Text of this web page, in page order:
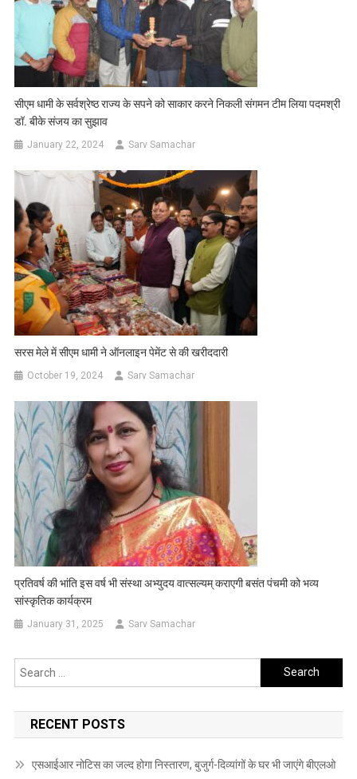
सीएम धामी के सर्वश्रेष्ठ राज्य के सपने को साकार करने निकली संगमन टीम लिया पदमश्री
डॉ. बीके संजय का सुझाव
January 22, 2024 Sarv Samachar
सरस मेले में सीएम धामी ने ऑनलाइन पेमेंट से की खरीददारी
October 19, 2024 Sarv Samachar
प्रतिवर्ष की भांति इस वर्ष भी संस्था अभ्युदय वात्सल्यम् कराएगी बसंत पंचमी को भव्य
सांस्कृतिक कार्यक्रम
January 31, 2025 Sarv Samachar
Search
for:
RECENT POSTS
एसआईआर नोटिस का जल्द होगा निस्तारण, बुजुर्ग-दिव्यांगों के घर भी जाएंगे बीएलओ